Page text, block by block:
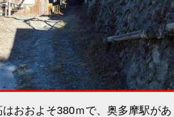
おおよそ380ｍで、奥多摩駅があ